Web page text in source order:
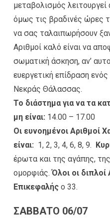
μεταβολισμός
όμως τις βραδινές ώρες
να σας ταλαιπωρήσουν
Αριθμοί καλό είναι να
σωματική άσκηση, αν’
ευεργετική επίδραση
Νεκράς Θάλασσας.
Το διάστημα για να τα
μη είναι: 14.00 – 17.00
Οι ευνοημένοι Αριθμοί
είναι: 1, 2, 3, 4, 6, 8, 9.
έρωτα και της αγάπης,
ομορφιάς.Όλοι οι διπλοί
Επικεφαλής ο 33.
ΣΑΒΒΑΤΟ 06/07